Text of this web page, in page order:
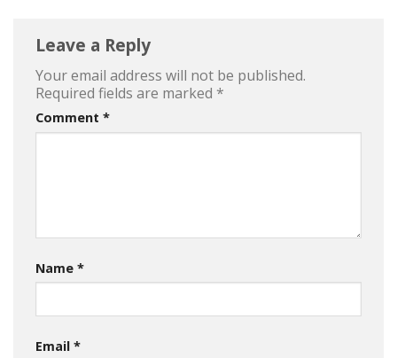
Leave a Reply
Your email address will not be published.
Required fields are marked *
Comment *
Name *
Email *